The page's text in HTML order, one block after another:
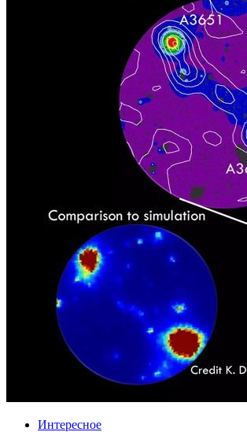
Интересное